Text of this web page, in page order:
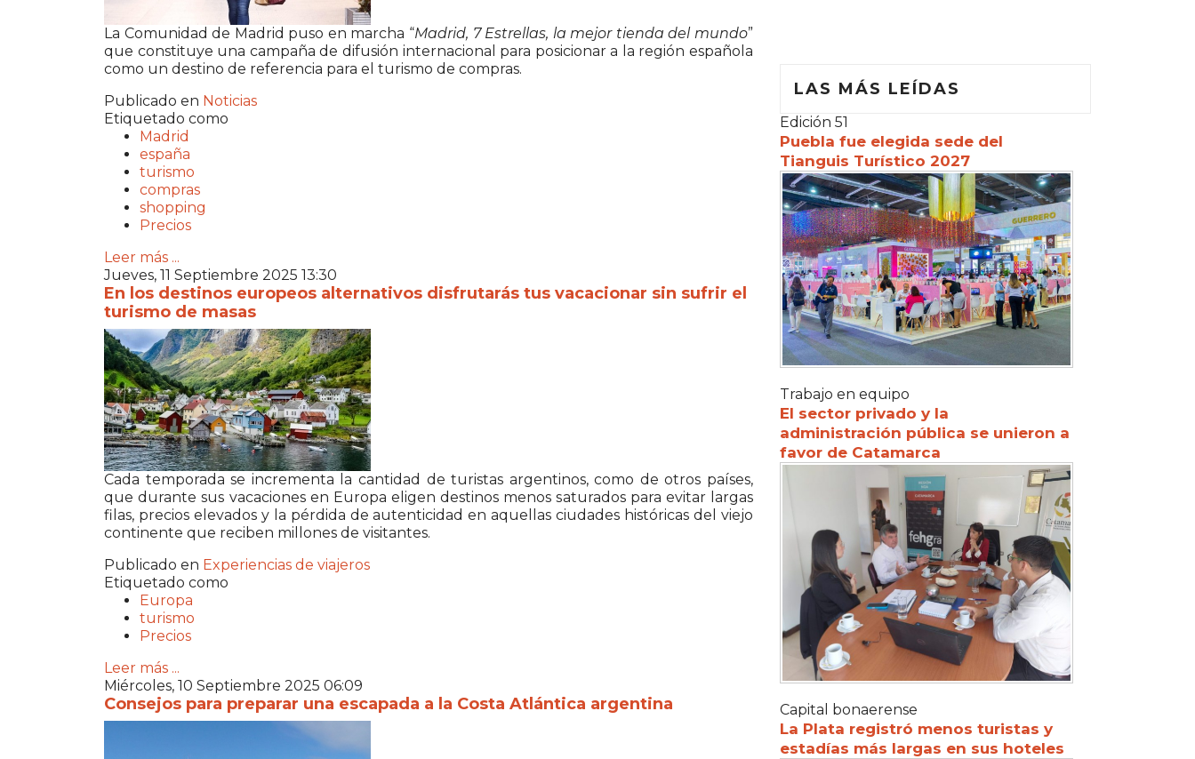
La Comunidad de Madrid puso en marcha “Madrid, 7 Estrellas, la mejor tienda del mundo”
que constituye una campaña de difusión internacional para posicionar a la región española
como un destino de referencia para el turismo de compras.
Publicado en Noticias
Etiquetado como
Madrid
españa
turismo
compras
shopping
Precios
Leer más ...
Jueves, 11 Septiembre 2025 13:30
En los destinos europeos alternativos disfrutarás tus vacacionar sin sufrir el
turismo de masas
Cada temporada se incrementa la cantidad de turistas argentinos, como de otros países,
que durante sus vacaciones en Europa eligen destinos menos saturados para evitar largas
filas, precios elevados y la pérdida de autenticidad en aquellas ciudades históricas del viejo
continente que reciben millones de visitantes.
Publicado en Experiencias de viajeros
Etiquetado como
Europa
turismo
Precios
Leer más ...
Miércoles, 10 Septiembre 2025 06:09
Consejos para preparar una escapada a la Costa Atlántica argentina
LAS MÁS LEÍDAS
Edición 51
Puebla fue elegida sede del
Tianguis Turístico 2027
Trabajo en equipo
El sector privado y la
administración pública se unieron a
favor de Catamarca
Capital bonaerense
La Plata registró menos turistas y
estadías más largas en sus hoteles